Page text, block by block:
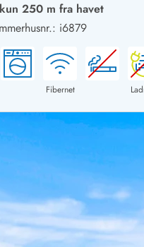
med hund
Sommerhuse med
Sommerhuse med plads til
Sommerhuse med
Feriehuse med brændeovn
Luksussommerhuse
Sommerhuse med
Sommerhuse for 2 personer
Sommerhuse for 4 Personer
Sommerhuse for 6 Personer
Sommerhuse for 8 Personer
250 m fra havet
i6879
Fibernet